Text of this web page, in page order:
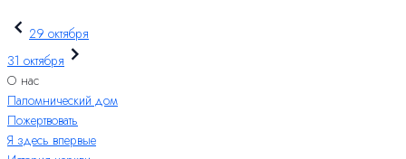
29 октября
31 октября
О нас
Паломнический дом
Пожертвовать
Я здесь впервые